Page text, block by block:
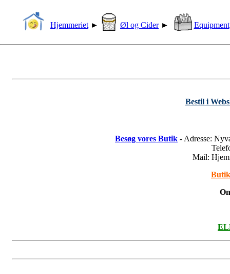
Hjemmeriet ► Øl og Cider ► Equipment
Bestil i
Besøg vores Butik - Adresse:
Mail: